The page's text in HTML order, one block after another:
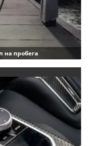
на пробега